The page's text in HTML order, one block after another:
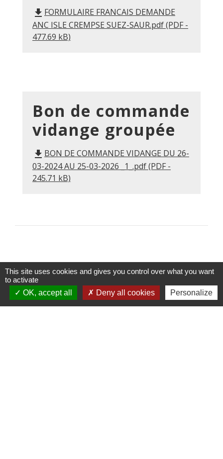
file_download FORMULAIRE FRANCAIS DEMANDE
ANC ISLE CREMPSE SUEZ-SAUR.pdf (PDF -
477.69 kB)
Bon de commande
vidange groupée
file_download BON DE COMMANDE VIDANGE DU 26-
03-2024 AU 25-03-2026 _1_.pdf (PDF -
245.71 kB)
Contactez-nous !
Commune de Saint-Médard-de-Mussidan
3 bis rue de la Mairie
This site uses cookies and gives you control over what you want
to activate
OK, accept all
Deny all cookies Personalize